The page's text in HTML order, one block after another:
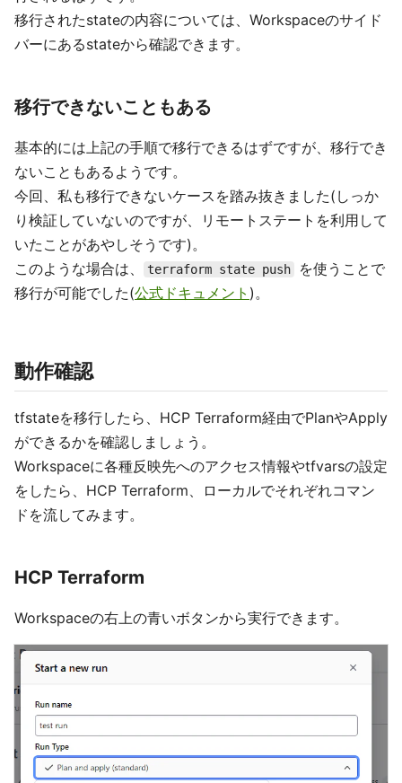
移行されたstateの内容については、Workspaceのサイド
バーにあるstateから確認できます。
移行できないこともある
基本的には上記の手順で移行できるはずですが、移行でき
ないこともあるようです。
今回、私も移行できないケースを踏み抜きました(しっか
り検証していないのですが、リモートステートを利用して
いたことがあやしそうです)。
このような場合は、
terraform state push
を使うことで
移行が可能でした(公式ドキュメント )。
動作確認
tfstateを移行したら、HCP Terraform経由でPlanやApply
ができるかを確認しましょう。
Workspaceに各種反映先へのアクセス情報やtfvarsの設定
をしたら、HCP Terraform、ローカルでそれぞれコマン
ドを流してみます。
HCP Terraform
Workspaceの右上の青いボタンから実行できます。